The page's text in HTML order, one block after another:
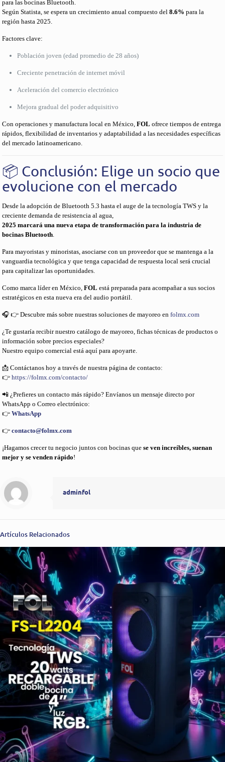
para las bocinas Bluetooth.
Según Statista, se espera un crecimiento anual compuesto del8.6% para la
región hasta 2025.
Factores clave:
Población joven (edad promedio de 28 años)
Creciente penetración de internet móvil
Aceleración del comercio electrónico
Mejora gradual del poder adquisitivo
Con operaciones y manufactura local en México,FOL ofrece tiempos de entrega
rápidos, flexibilidad de inventarios y adaptabilidad a las necesidades específicas
del mercado latinoamericano.
📦 Conclusión: Elige un socio que
evolucione con el mercado
Desde la adopción de Bluetooth 5.3 hasta el auge de la tecnología TWS y la
creciente demanda de resistencia al agua,
2025 marcará una nueva etapa de transformación para la industria de
bocinas Bluetooth.
Para mayoristas y minoristas, asociarse con un proveedor que se mantenga a la
vanguardia tecnológica y que tenga capacidad de respuesta local será crucial
para capitalizar las oportunidades.
Como marca líder en México,FOL está preparada para acompañar a sus socios
estratégicos en esta nueva era del audio portátil.
🎧 👉 Descubre más sobre nuestras soluciones de mayoreo enfolmx.com
¿Te gustaría recibir nuestro catálogo de mayoreo, fichas técnicas de productos o
información sobre precios especiales?
Nuestro equipo comercial está aquí para apoyarte.
📩 Contáctanos hoy a través de nuestra página de contacto:
👉https://folmx.com/contacto/
📲 ¿Prefieres un contacto más rápido? Envíanos un mensaje directo por
WhatsApp o Correo electrónico:
👉WhatsApp
👉contacto@folmx.com
¡Hagamos crecer tu negocio juntos con bocinas quese ven increíbles, suenan
mejor y se venden rápido!
adminfol
Artículos Relacionados